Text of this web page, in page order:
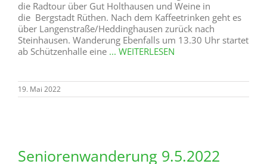
die Radtour über Gut Holthausen und Weine in
die Bergstadt Rüthen. Nach dem Kaffeetrinken geht es
über Langenstraße/Heddinghausen zurück nach
Steinhausen. Wanderung Ebenfalls um 13.30 Uhr startet
ab Schützenhalle eine ... WEITERLESEN
19. Mai 2022
Seniorenwanderung 9.5.2022